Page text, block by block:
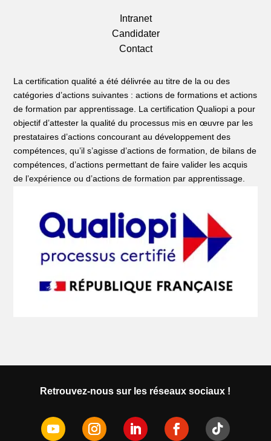
Intranet
Candidater
Contact
La certification qualité a été délivrée au titre de la ou des
catégories d’actions suivantes : actions de formations et actions
de formation par apprentissage. La certification Qualiopi a pour
objectif d’attester la qualité du processus mis en œuvre par les
prestataires d’actions concourant au développement des
compétences, qu’il s’agisse d’actions de formation, de bilans de
compétences, d’actions permettant de faire valider les acquis
de l’expérience ou d’actions de formation par apprentissage.
Retrouvez-nous sur les réseaux sociaux !